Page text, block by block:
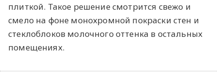
плиткой. Такое решение смотрится свежо и
смело на фоне монохромной покраски стен и
стеклоблоков молочного оттенка в остальных
помещениях.
более 20 тысяч